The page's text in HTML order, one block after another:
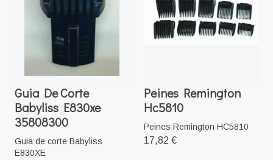
Guia De Corte
Babyliss E830xe
35808300
Guia de corte Babyliss
E830XE
Peines Remington
Hc5810
Peines Remington HC5810
17,82 €